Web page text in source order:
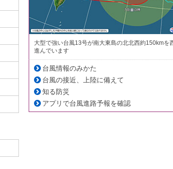
大型で強い台風13号が南大東島の北北西約150kmを
進んでいます
台風情報のみかた
台風の接近、上陸に備えて
知る防災
アプリで台風進路予報を確認